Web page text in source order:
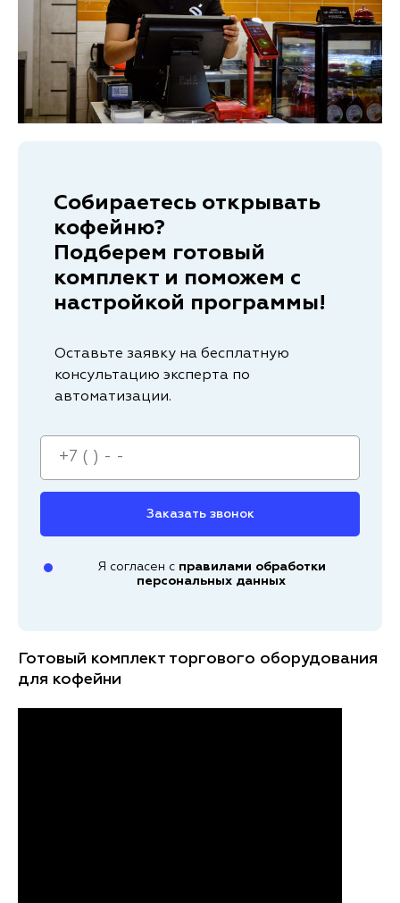
Собираетесь открывать
кофейню?
Подберем готовый
комплект и поможем с
настройкой программы!
Оставьте заявку на бесплатную
консультацию эксперта по
автоматизации.
Заказать звонок
Я согласен с правилами обработки
персональных данных
Готовый комплект торгового оборудования
для кофейни